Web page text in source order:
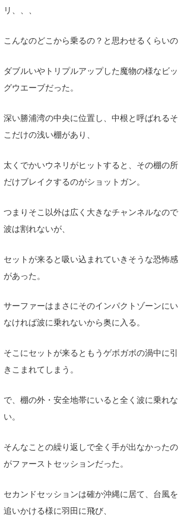
リ、、、
こんなのどこから乗るの？と思わせるくらいの
ダブルいやトリプルアップした魔物の様なビッ
グウエーブだった。
深い勝浦湾の中央に位置し、中根と呼ばれるそ
こだけの浅い棚があり、
太くでかいウネリがヒットすると、その棚の所
だけブレイクするのがショットガン。
つまりそこ以外は広く大きなチャンネルなので
波は割れないが、
セットが来ると吸い込まれていきそうな恐怖感
があった。
サーファーはまさにそのインパクトゾーンにい
なければ波に乗れないから奥に入る。
そこにセットが来るともうゲボガボの渦中に引
きこまれてしまう。
で、棚の外・安全地帯にいると全く波に乗れな
い。
そんなことの繰り返しで全く手が出なかったの
がファーストセッションだった。
セカンドセッションは確か沖縄に居て、台風を
追いかける様に羽田に飛び、